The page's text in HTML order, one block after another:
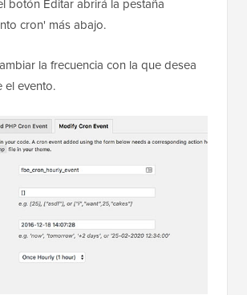
botón Editar abrirá la pestaña
cron' más abajo.
la frecuencia con la que desea
el evento.